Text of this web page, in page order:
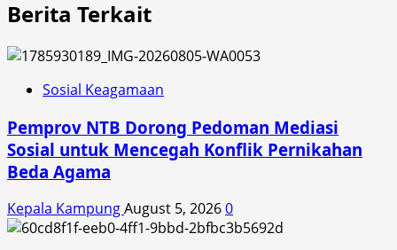
Berita Terkait
Sosial Keagamaan
Pemprov NTB Dorong Pedoman Mediasi
Sosial untuk Mencegah Konflik Pernikahan
Beda Agama
Kepala KampungAugust 5, 20260